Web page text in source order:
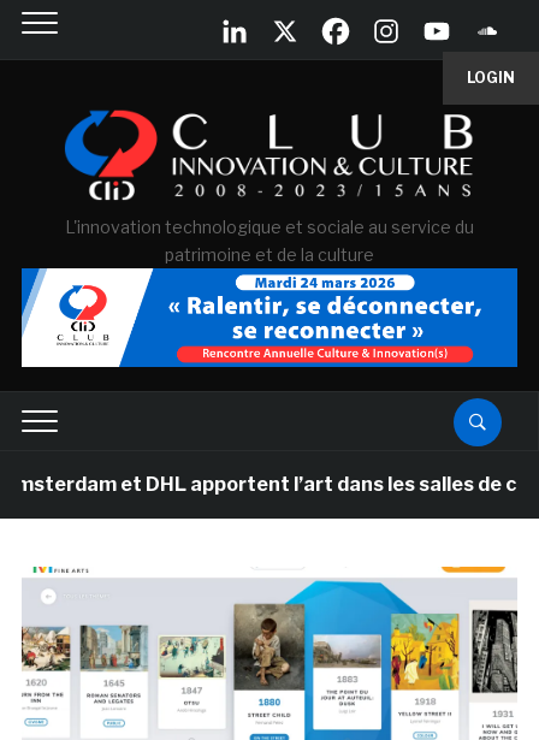
LOGIN
L'innovation technologique et sociale au service du
patrimoine et de la culture
et DHL apportent l’art dans les salles de classe des